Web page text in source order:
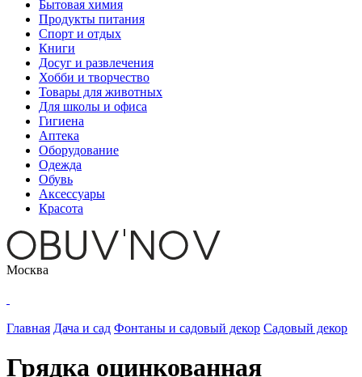
Бытовая химия
Продукты питания
Спорт и отдых
Книги
Досуг и развлечения
Хобби и творчество
Товары для животных
Для школы и офиса
Гигиена
Аптека
Оборудование
Одежда
Обувь
Аксессуары
Красота
Москва
Главная Дача и сад Фонтаны и садовый декор Садовый декор
Грядка оцинкованная